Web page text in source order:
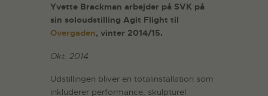
Yvette Brackman arbejder på SVK på
sin soloudstilling Agit Flight til
Overgaden, vinter 2014/15.
Okt. 2014
Udstillingen bliver en totalinstallation som
inkluderer performance, skulpturel